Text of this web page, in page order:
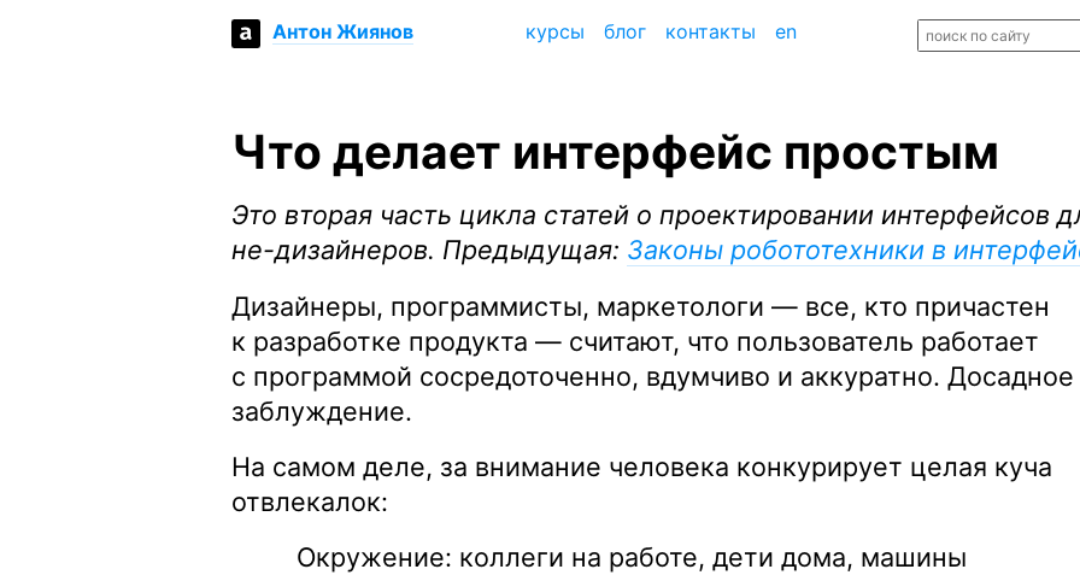
Антон Жиянов курсы блог контакты en
Что делает интерфейс простым
Это вторая часть цикла статей о проектировании интерфейсов
не-дизайнеров. Предыдущая: Законы робототехники в
Дизайнеры, программисты, маркетологи — все, кто причастен
к разработке продукта — считают, что пользователь работает
с программой сосредоточенно, вдумчиво и аккуратно. Досадное
заблуждение.
На самом деле, за внимание человека конкурирует целая куча
отвлекалок:
Окружение: коллеги на работе, дети дома, машины